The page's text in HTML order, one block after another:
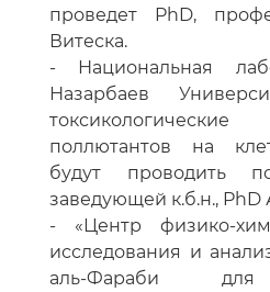
проведет PhD,
Витеска.
- Национальная
Назарбаев
поллютантов на
будут проводить
заведующей к.б.н.,
- «Центр физико-
исследования и
аль-Фараби для